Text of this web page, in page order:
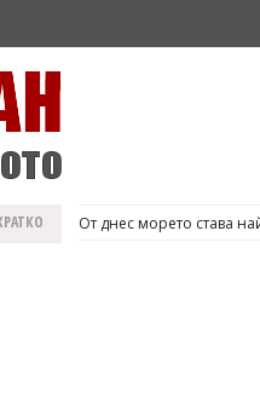
България е №1 в ЕС по